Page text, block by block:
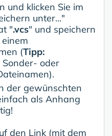
und klicken Sie im
unter..."
".vcs" und speichern
(Tipp:
oder
der gewünschten
als Anhang
den Link (mit dem